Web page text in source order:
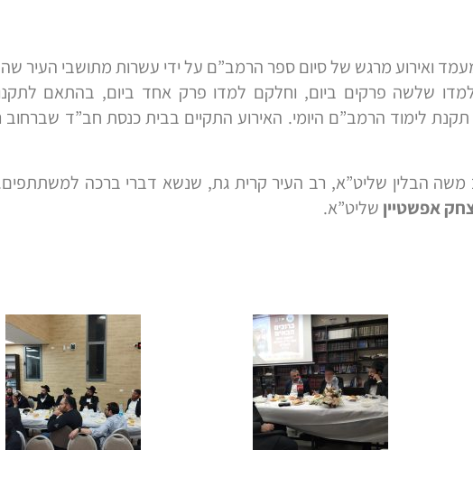
מעמד ואירוע מרגש של סיום ספר הרמב”ם על ידי עשרות מתושבי העיר
שלשה פרקים ביום, וחלקם למדו פרק אחד ביום, בהתאם
משה הבלין שליט”א, רב העיר קרית גת, שנשא דברי ברכה
אפשטיין שליט”א.